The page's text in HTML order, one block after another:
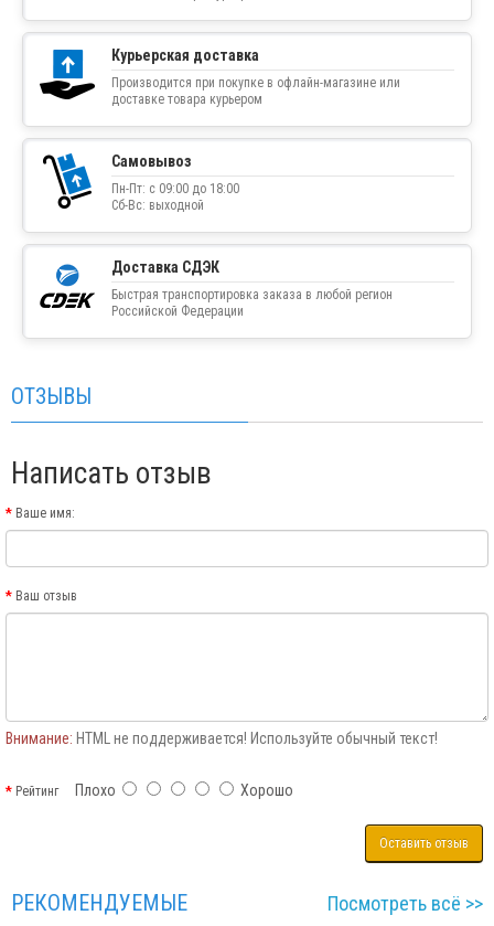
Курьерская доставка
Производится при покупке в офлайн-магазине или
доставке товара курьером
Самовывоз
Пн-Пт: с 09:00 до 18:00
Сб-Вс: выходной
Доставка СДЭК
Быстрая транспортировка заказа в любой регион
Российской Федерации
ОТЗЫВЫ
Написать отзыв
Ваше имя:
Ваш отзыв
Внимание: HTML не поддерживается! Используйте обычный текст!
РейтингПлохо Хорошо
Оставить отзыв
РЕКОМЕНДУЕМЫЕ Посмотреть всё >>